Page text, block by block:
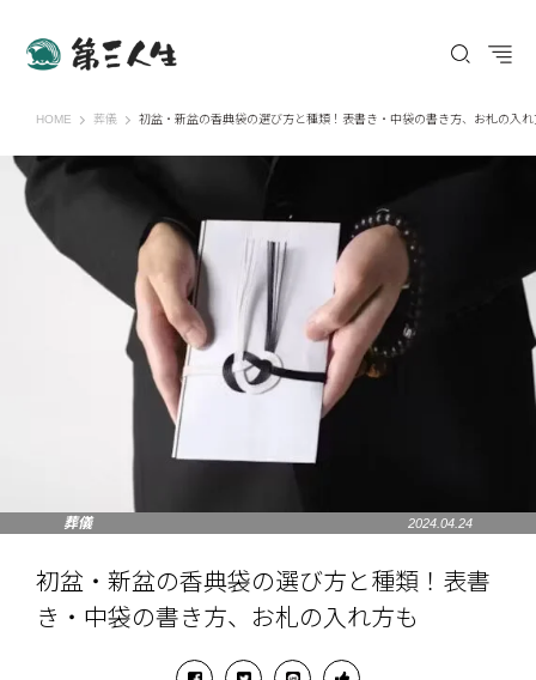
HOME 第三人生 〜寄り道の歩き方〜
葬儀 初盆・新盆の香典袋の選び方と種類！表書き・中袋の書き方、お札の入れ
葬儀 2024.04.24
初盆・新盆の香典袋の選び方と種類！表書
き・中袋の書き方、お札の入れ方も